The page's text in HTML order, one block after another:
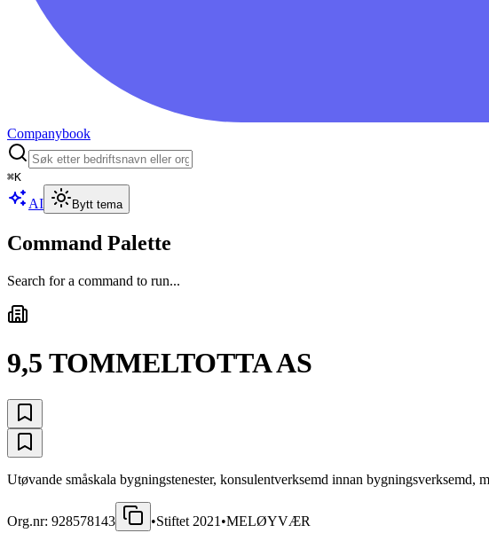
Companybook
⌘K
AI Bytt tema
Command Palette
Search for a command to run...
9,5 TOMMELTOTTA AS
Utøvande småskala bygningstenester, konsulentverksemd innan
Org.nr: 928578143 •Stiftet 2021 •MELØYVÆR